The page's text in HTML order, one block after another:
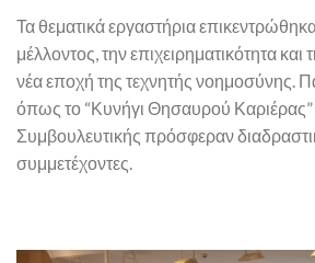
Τα θεματικά εργαστήρια
μέλλοντος, την επιχειρηματικότητα
νέα εποχή της τεχνητής νοημοσύνης.
όπως το “Κυνήγι Θησαυρού Καριέρας”
Συμβουλευτικής πρόσφεραν
συμμετέχοντες.